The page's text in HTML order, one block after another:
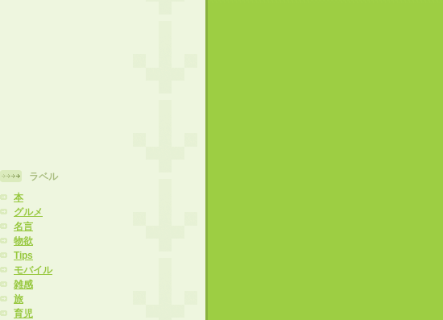
ラベル
本
グルメ
名言
物欲
Tips
モバイル
雑感
旅
育児